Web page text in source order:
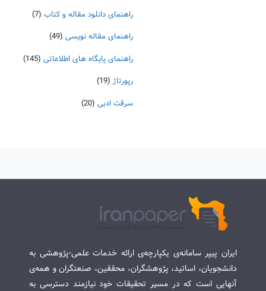
راهنمای دانلود مقاله و کتاب (7)
راهنمای مقاله نویسی (49)
راهنمای پایگاه های اطلاعاتی (145)
رپورتاژ (19)
سرقت ادبی (20)
ایران پیپر سامانه‌ی یکپارچه‌ی ارائه خدمات علمی-پژوهشی به
دانشجویان، اساتید، پژوهشگران، محققین، صنعتگران و همه‌ی
آنهایی است که در مسیر تحقیقات خود نیازمند دسترسی به